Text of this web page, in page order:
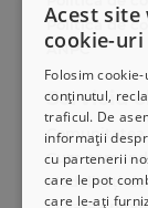
Acest site
cookie-uri
Folosim
conținutul,
traficul. De
informații
cu partenerii
care le pot
care le-ați
Politica de
ANPC
Serviciu
Cum
Modalități